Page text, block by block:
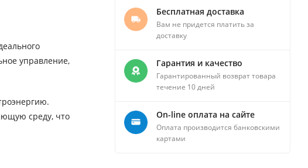
управление,
среду, что
Бесплатная доставка
Вам не придется платить за
доставку
Гарантия и качество
Гарантированный возврат товара
течение 10 дней
On-line оплата на сайте
Оплата производится банковскими
картами